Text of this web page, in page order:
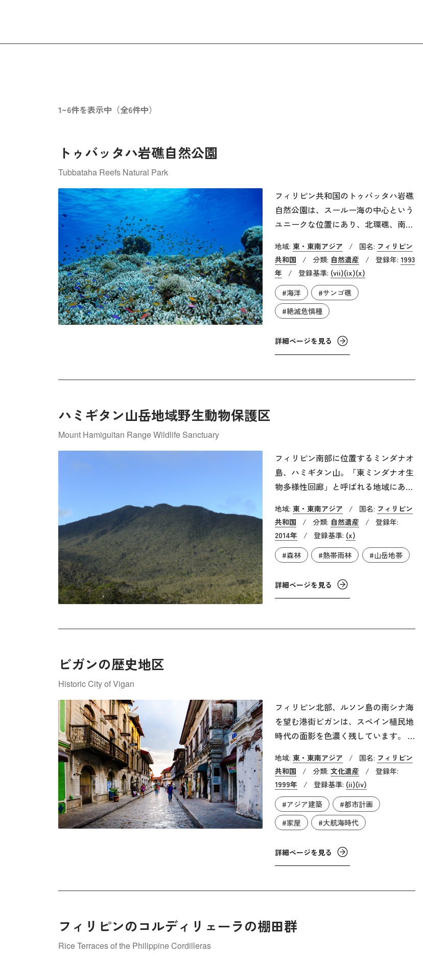
1~6件を表示中（全6件中）
トゥバッタハ岩礁自然公園
Tubbataha Reefs Natural Park
フィリピン共和国のトゥバッタハ岩礁
自然公園は、スールー海の中心という
ユニークな位置にあり、北環礁、南環
ーフを含む約10万ヘクタールの海洋生
息地を保護しています。この場所は、
海洋生物が生息する非常に密度が高い
環礁であり、360種以上のサンゴと約
700種もの魚類が生息しています。水
壁や広大な礁湖も含んでおり、人里離
れた手つかずの自然環境となっていま
地域: 東・東南アジア / 国名: フィリピン
共和国
/ 分類: 自然遺産 / 登録年: 1993
年
/ 登録基準: (vii)(ix)(x)
#海洋
#サンゴ礁
#絶滅危惧種
詳細ページを見る
ハミギタン山岳地域野生動物保護区
Mount Hamiguitan Range Wildlife Sanctuary
フィリピン南部に位置するミンダナオ
島、ハミギタン山。「東ミンダナオ生
物多様性回廊」と呼ばれる地域にある
少生物や固有種にとって重要な生息地
となっています。保護区は海抜
75m（熱帯雨林）～1,637m（低木林）
の標高差があり、標高によって生息生
れます。
地域: 東・東南アジア / 国名: フィリピン
共和国
/ 分類: 自然遺産 /
登録年:
2014年
/ 登録基準: (x)
#森林
#熱帯雨林 #山岳地帯
詳細ページを見る
ビガンの歴史地区
Historic City of Vigan
フィリピン北部、ルソン島の南シナ海
を望む港街ビガンは、スペイン植民地
時代の面影を色濃く残しています。 16
かれ、中国やメキシコとの交易の拠点
として繁栄しました。街はスペインの
都市計画に基づいて碁盤目状に整備さ
れています。石畳の通りには、外観は
スペイン風だが、中国やフィリピンの
並んでいます。石と木を組み合わせた
家屋はタガログ語で「バハイ・ナ・バ
ノ、フィリピンの要素が混在している
ラテンアメリカの諸都市とは顕著な違
いが見られます。イロカノとは、ルソ
地域: 東・東南アジア / 国名: フィリピン
共和国
/ 分類: 文化遺産 /
登録年:
1999年
/ 登録基準: (ii)(iv)
#アジア建築
#都市計画
#家屋
#大航海時代
詳細ページを見る
フィリピンのコルディリェーラの棚田群
Rice Terraces of the Philippine Cordilleras